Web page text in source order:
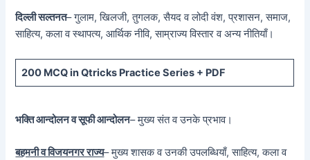
दिल्ली सल्तनत– गुलाम, खिलजी, तुगलक, सैयद व लोदी वंश, प्रशासन, समाज,
साहित्य, कला व स्थापत्य, आर्थिक नीवि, साम्राज्य विस्तार व अन्य नीतियाँ।
200 MCQ in Qtricks Practice Series + PDF
भक्ति आन्दोलन व सूफी आन्दोलन– मुख्य संत व उनके प्रभाव।
बहमनी व विजयनगर राज्य– मुख्य शासक व उनकी उपलब्धियाँ, साहित्य, कला व